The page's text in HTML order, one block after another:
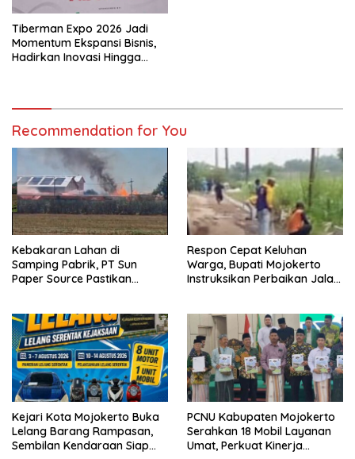
Tiberman Expo 2026 Jadi
Momentum Ekspansi Bisnis,
Hadirkan Inovasi Hingga
Recommendation for You
Kebakaran Lahan di
Samping Pabrik, PT Sun
Paper Source Pastikan
Respon Cepat Keluhan
Warga, Bupati Mojokerto
Instruksikan Perbaikan Jalan
Kejari Kota Mojokerto Buka
Lelang Barang Rampasan,
Sembilan Kendaraan Siap
PCNU Kabupaten Mojokerto
Serahkan 18 Mobil Layanan
Umat, Perkuat Kinerja